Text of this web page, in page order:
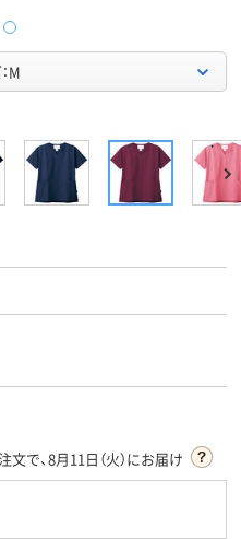
M
文で、8月11日（火）にお届け